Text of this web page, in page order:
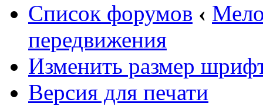
Список форумов ‹
передвижения
Изменить размер
Версия для печати